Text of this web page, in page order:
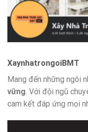
XaynhatrongoiBMT
Mang đến những ngôi
vững. Với đội ngũ
cam kết đáp ứng mọi